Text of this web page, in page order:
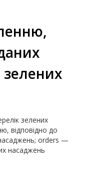
зелених
зелених
відповідно до
orders —
насаджень